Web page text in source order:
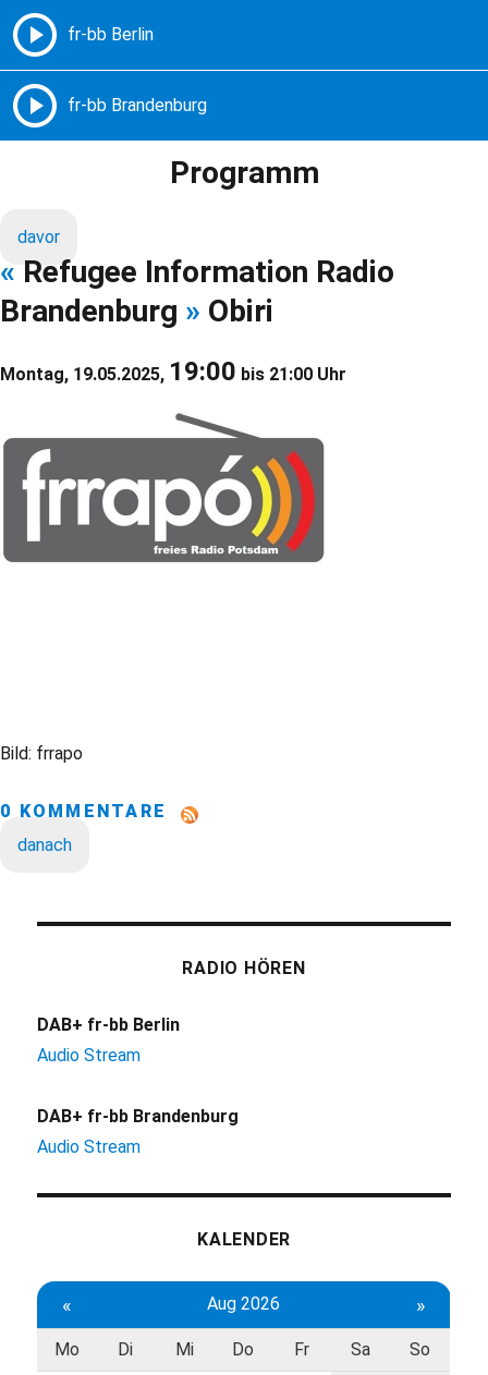
Freie Radios – Berlin Brandenburg
Programm
davor
« Refugee Information Radio
Brandenburg » Obiri
Montag, 19.05.2025, 19:00 bis 21:00 Uhr
Bild: frrapo
0 KOMMENTARE
danach
RADIO HÖREN
DAB+ fr-bb Berlin
Audio Stream
DAB+ fr-bb Brandenburg
Audio Stream
KALENDER
« Aug 2026 »
Mo Di Mi Do Fr Sa So